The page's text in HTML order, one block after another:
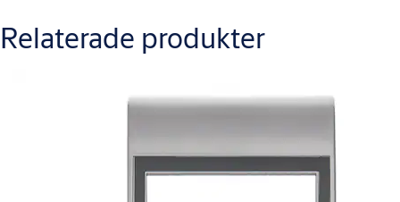
Relaterade produkter